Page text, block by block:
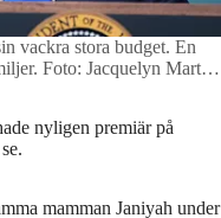
vackra stora budget. En
nyligen premiär på
mamman Janiyah under